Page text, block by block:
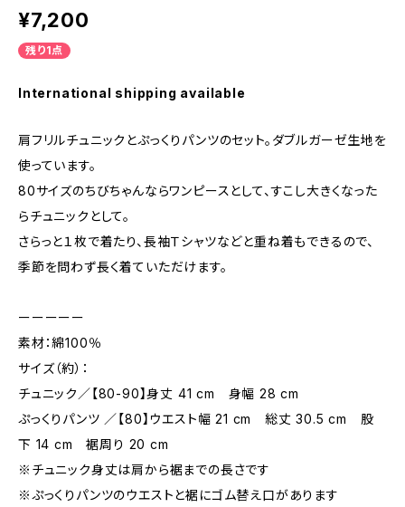
¥7,200
残り1点
International shipping available
肩フリルチュニックとぷっくりパンツのセット。ダブルガーゼ生地を
使っています。
80サイズのちびちゃんならワンピースとして、すこし大きくなった
らチュニックとして。
さらっと１枚で着たり、長袖Ｔシャツなどと重ね着もできるので、
季節を問わず長く着ていただけます。
ーーーーー
素材：綿100％
サイズ（約）：
チュニック／【80-90】身丈 41 cm 身幅 28 cm
ぷっくりパンツ ／【80】ウエスト幅 21 cm 総丈 30.5 cm 股
下 14 cm 裾周り 20 cm
※チュニック身丈は肩から裾までの長さです
※ぷっくりパンツのウエストと裾にゴム替え口があります